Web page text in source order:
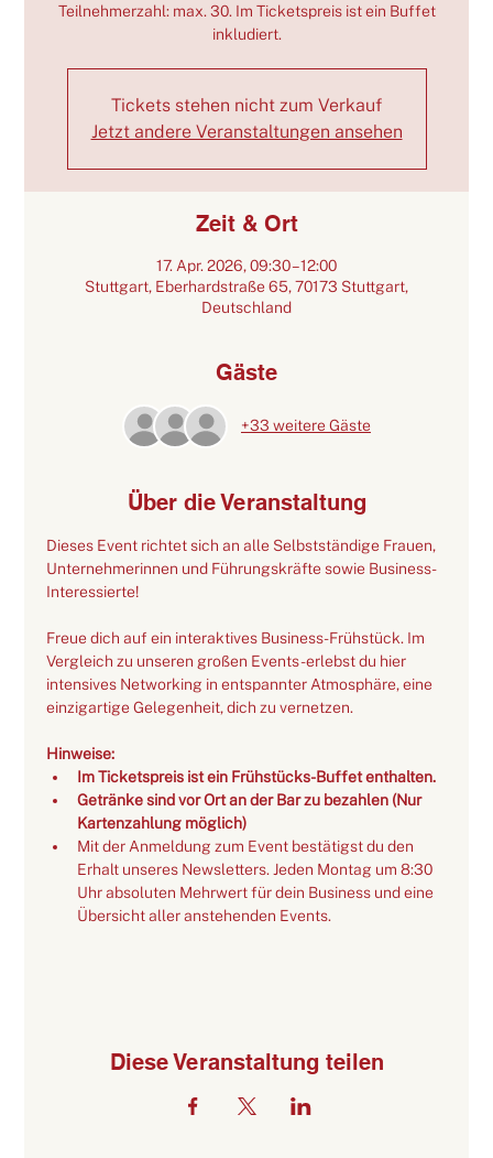
Teilnehmerzahl: max. 30. Im Ticketspreis ist ein Buffet
inkludiert.
Tickets stehen nicht zum Verkauf
Jetzt andere Veranstaltungen ansehen
Zeit & Ort
17. Apr. 2026, 09:30 – 12:00
Stuttgart, Eberhardstraße 65, 70173 Stuttgart,
Deutschland
Gäste
+33 weitere Gäste
Über die Veranstaltung
Dieses Event richtet sich an alle Selbstständige Frauen,
Unternehmerinnen und Führungskräfte sowie Business-
Interessierte!
Freue dich auf ein interaktives Business-Frühstück. Im
Vergleich zu unseren großen Events - erlebst du hier
intensives Networking in entspannter Atmosphäre, eine
einzigartige Gelegenheit, dich zu vernetzen.
Hinweise:
Im Ticketspreis ist ein Frühstücks-Buffet enthalten.
Getränke sind vor Ort an der Bar zu bezahlen (Nur
Kartenzahlung möglich)
M﻿it der Anmeldung zum Event bestätigst du den
Erhalt unseres Newsletters. Jeden Montag um 8:30
Uhr absoluten Mehrwert für dein Business und eine
Übersicht aller anstehenden Events.
Diese Veranstaltung teilen